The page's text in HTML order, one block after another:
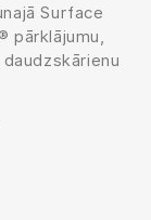
Surface
pārklājumu,